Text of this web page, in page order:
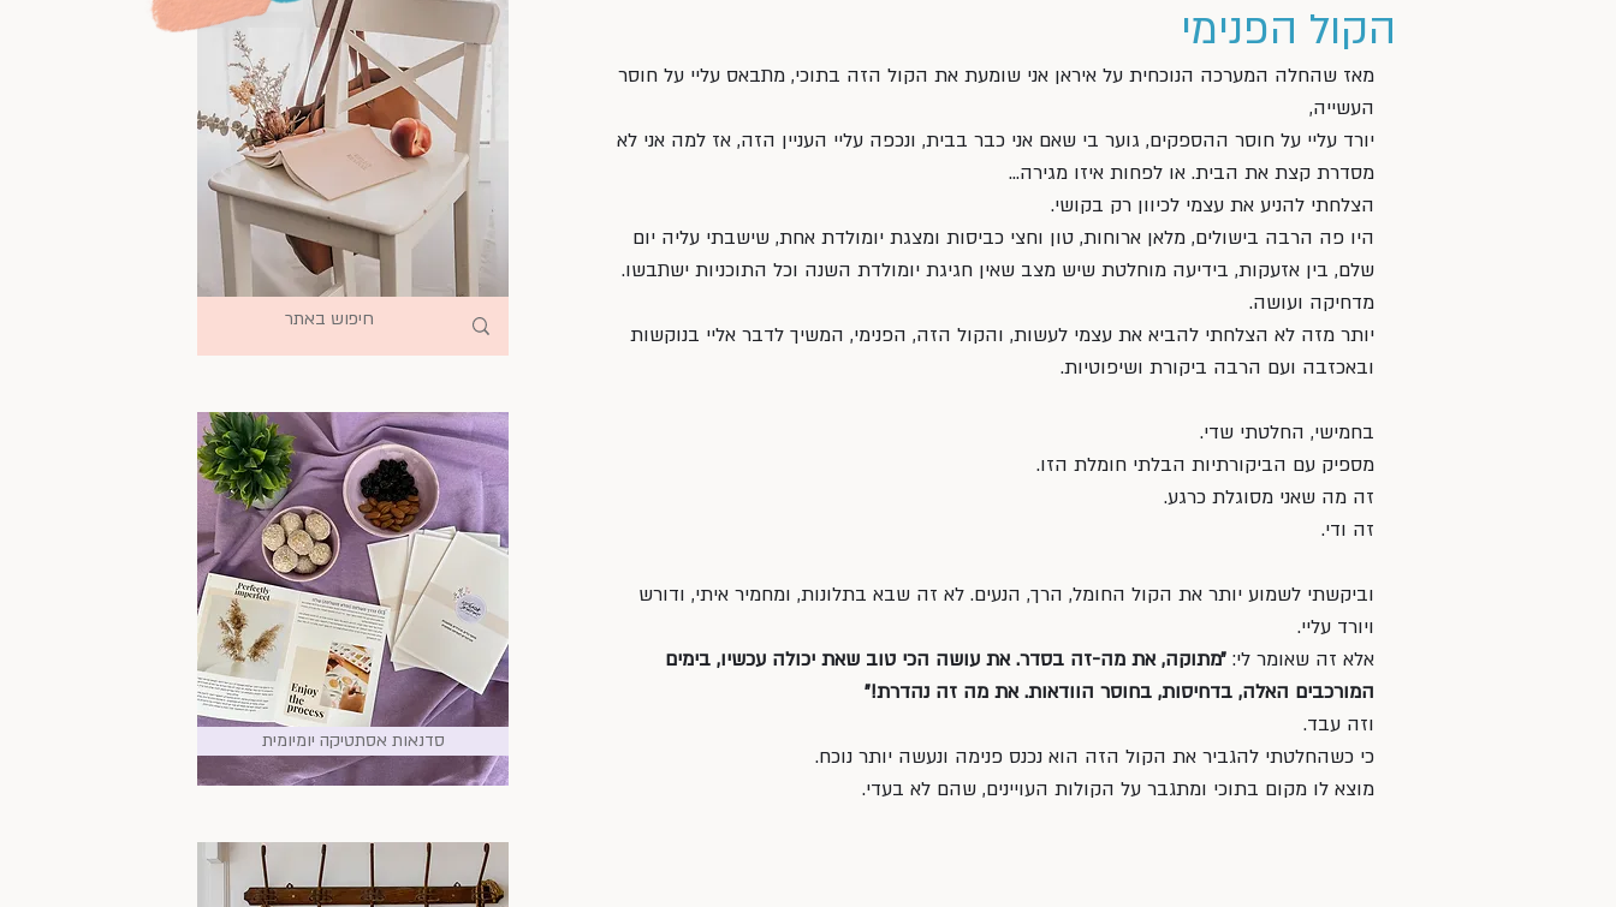
הקול הפנימי
מאז שהחלה המערכה הנוכחית על איראן אני שומעת את הקול הזה בתוכי, מתבאס עליי על חוסר
העשייה,
יורד עליי על חוסר ההספקים, גוער בי שאם אני כבר בבית, ונכפה עליי העניין הזה, אז למה אני לא
מסדרת קצת את הבית. או לפחות איזו מגירה…
הצלחתי להניע את עצמי לכיוון רק בקושי.
היו פה הרבה בישולים, מלאן ארוחות, טון וחצי כביסות ומצגת יומולדת אחת, שישבתי עליה יום
שלם, בין אזעקות, בידיעה מוחלטת שיש מצב שאין חגיגת יומולדת השנה וכל התוכניות ישתבשו.
מדחיקה ועושה.
יותר מזה לא הצלחתי להביא את עצמי לעשות, והקול הזה, הפנימי, המשיך לדבר אליי בנוקשות
ובאכזבה ועם הרבה ביקורת ושיפוטיות.
בחמישי, החלטתי שדי.
מספיק עם הביקורתיות הבלתי חומלת הזו.
זה מה שאני מסוגלת כרגע.
זה ודי.
וביקשתי לשמוע יותר את הקול החומל, הרך, הנעים. לא זה שבא בתלונות, ומחמיר איתי, ודורש
ויורד עליי.
אלא זה שאומר לי: ״מתוקה, את מה-זה בסדר. את עושה הכי טוב שאת יכולה עכשיו, בימים
המורכבים האלה, בדחיסות, בחוסר הוודאות. את מה זה נהדרת!״
וזה עבד.
כי כשהחלטתי להגביר את הקול הזה הוא נכנס פנימה ונעשה יותר נוכח.
מוצא לו מקום בתוכי ומתגבר על הקולות העויינים, שהם לא בעדי.
סדנאות אסתטיקה יומיומית